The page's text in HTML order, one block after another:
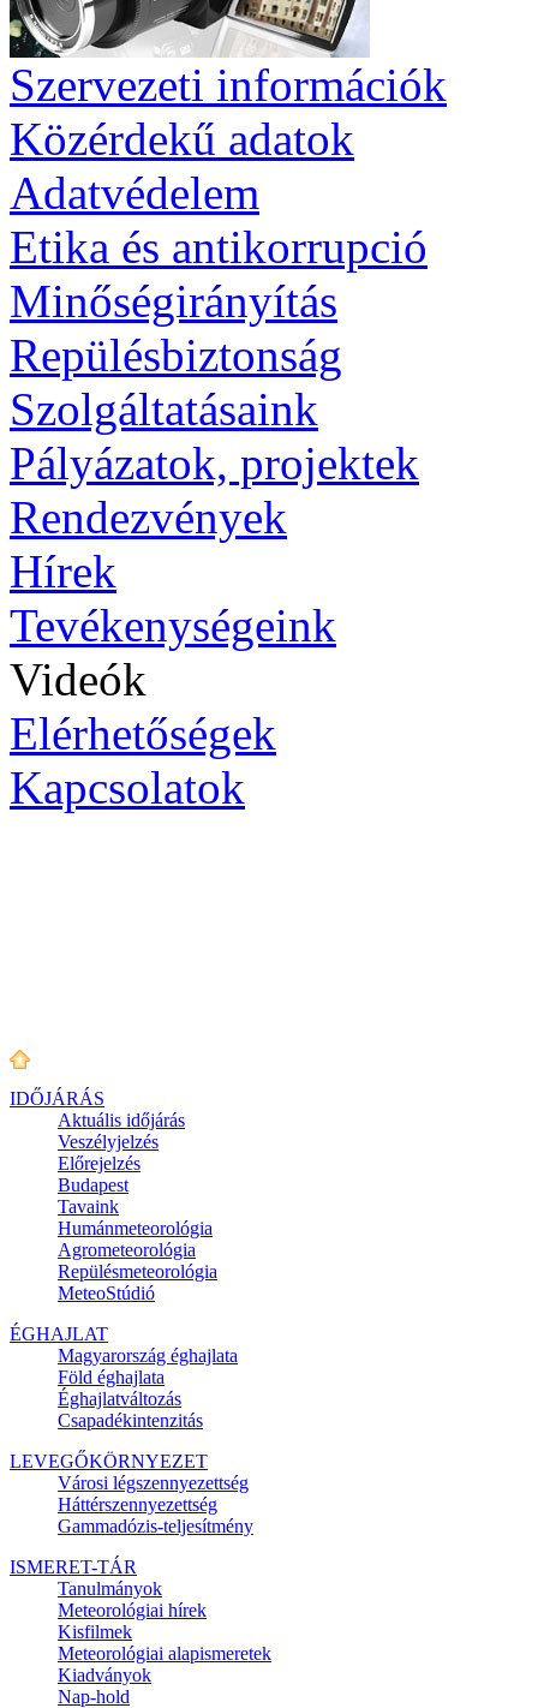
Szervezeti információk
Közérdekű adatok
Adatvédelem
Etika és antikorrupció
Minőségirányítás
Repülésbiztonság
Szolgáltatásaink
Pályázatok, projektek
Rendezvények
Hírek
Tevékenységeink
Videók
Elérhetőségek
Kapcsolatok
IDŐJÁRÁS
Aktuális időjárás
Veszélyjelzés
Előrejelzés
Budapest
Tavaink
Humánmeteorológia
Agrometeorológia
Repülésmeteorológia
MeteoStúdió
ÉGHAJLAT
Magyarország éghajlata
Föld éghajlata
Éghajlatváltozás
Csapadékintenzitás
LEVEGŐKÖRNYEZET
Városi légszennyezettség
Háttérszennyezettség
Gammadózis-teljesítmény
ISMERET-TÁR
Tanulmányok
Meteorológiai hírek
Kisfilmek
Meteorológiai alapismeretek
Kiadványok
Nap-hold